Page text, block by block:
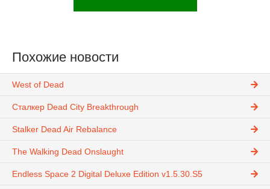
Похожие новости
West of Dead
Сталкер Dead City Breakthrough
Stalker Dead Air Rebalance
The Walking Dead Onslaught
Endless Space 2 Digital Deluxe Edition v1.5.30.S5